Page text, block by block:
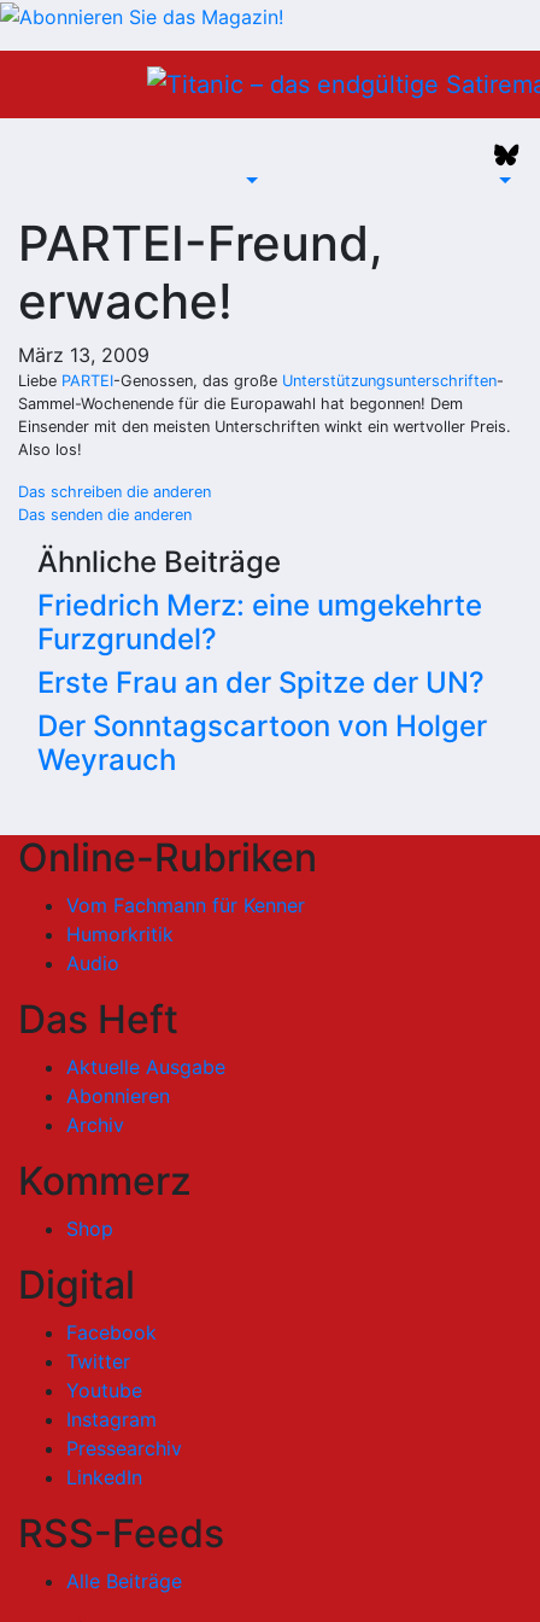
PARTEI-Freund,
erwache!
März 13, 2009
Liebe PARTEI-Genossen, das große Unterstützungsunterschriften-
Sammel-Wochenende für die Europawahl hat begonnen! Dem
Einsender mit den meisten Unterschriften winkt ein wertvoller Preis.
Also los!
Beitragsnavigation
Das schreiben die anderen
Das senden die anderen
Ähnliche Beiträge
Friedrich Merz: eine umgekehrte
Furzgrundel?
Erste Frau an der Spitze der UN?
Der Sonntagscartoon von Holger
Weyrauch
Online-Rubriken
Vom Fachmann für Kenner
Humorkritik
Audio
Das Heft
Aktuelle Ausgabe
Abonnieren
Archiv
Kommerz
Shop
Digital
Facebook
Twitter
Youtube
Instagram
Pressearchiv
LinkedIn
RSS-Feeds
Alle Beiträge